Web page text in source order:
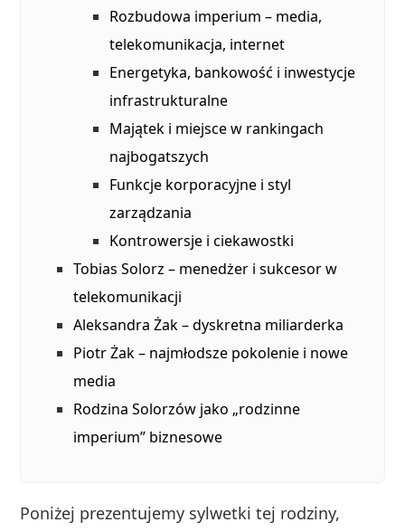
Rozbudowa imperium – media,
telekomunikacja, internet
Energetyka, bankowość i inwestycje
infrastrukturalne
Majątek i miejsce w rankingach
najbogatszych
Funkcje korporacyjne i styl
zarządzania
Kontrowersje i ciekawostki
Tobias Solorz – menedżer i sukcesor w
telekomunikacji
Aleksandra Żak – dyskretna miliarderka
Piotr Żak – najmłodsze pokolenie i nowe
media
Rodzina Solorzów jako „rodzinne
imperium” biznesowe
Poniżej prezentujemy sylwetki tej rodziny,